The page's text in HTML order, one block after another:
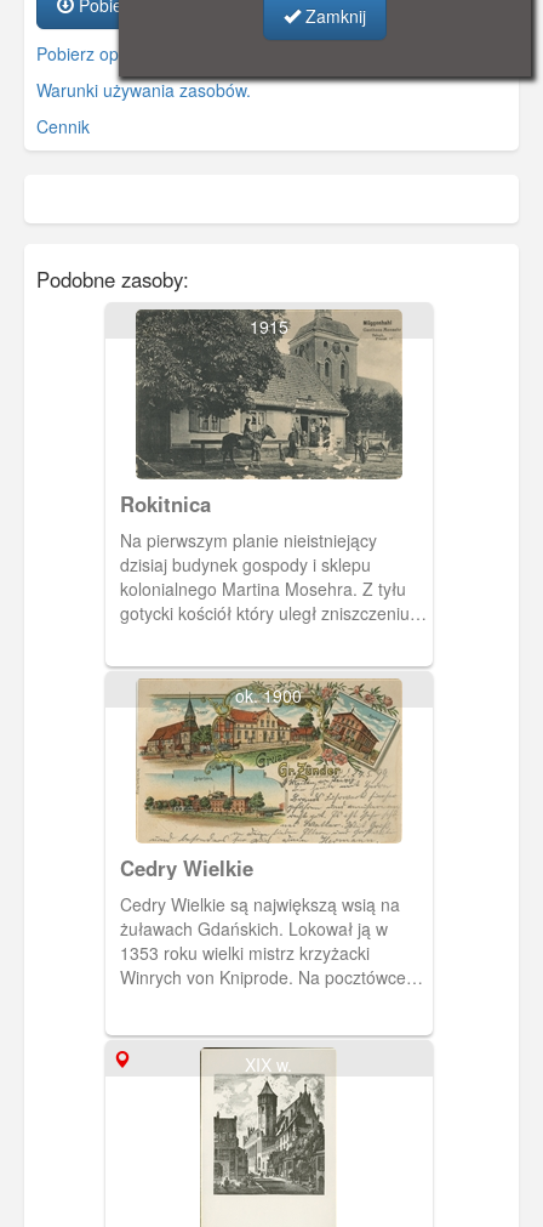
Pobierz opis
Warunki używania zasobów.
Cennik
Podobne zasoby:
1915
Rokitnica
Na pierwszym planie nieistniejący
dzisiaj budynek gospody i sklepu
kolonialnego Martina Mosehra. Z tyłu
gotycki kościół który uległ zniszczeniu w
ok. 1900
Cedry Wielkie
Cedry Wielkie są największą wsią na
żuławach Gdańskich. Lokował ją w
1353 roku wielki mistrz krzyżacki
Winrych von Kniprode. Na pocztówce
restaurację Schleusnera i cukrownię.
Początki kościoła sięgają połowy XIV
wieku. Z czasem przybrał formę
trójnawowej bazyliki co świadczyło o
zamożności i znaczeniu osady. W 1946
podpalony przez szabrowników, został
odbudowany pod koniec lat
XIX w.
Zamknij